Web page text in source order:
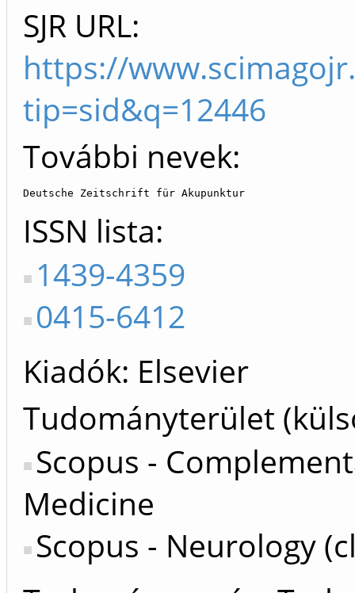
SJR URL:
https://
tip=sid&q=12446
További nevek:
Deutsche Zeitschrift für Akupunktur
ISSN lista
1439-4359
0415-6412
Kiadók Elsevier
Tudományterület
Scopus -
Medicine
Scopus - Neurology